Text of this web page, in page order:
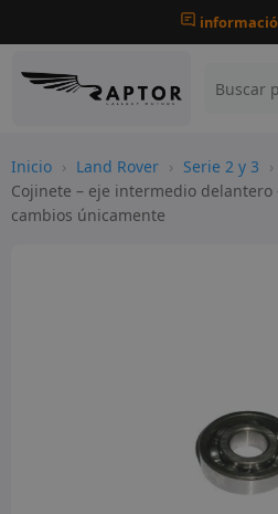
Inicio › Land Rover › Serie 2 y 3 ›
Cojinete – eje intermedio delantero
cambios únicamente